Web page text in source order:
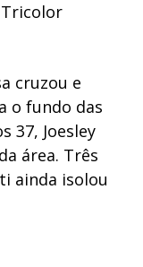
cruzou e
o fundo das
37, Joesley
área. Três
ainda isolou